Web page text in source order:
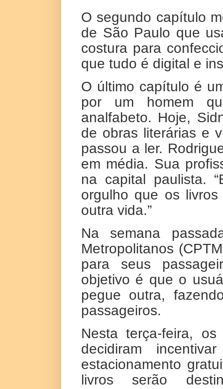
O segundo capítulo
de São Paulo que
costura para
que tudo é digital e
O último capítulo é
por um homem
analfabeto. Hoje,
de obras literárias e
passou a ler.
em média. Sua
na capital paulista.
orgulho que os
outra vida.”
Na semana
Metropolitanos
para seus
objetivo é que o
pegue outra,
passageiros.
Nestaterça-feira,
decidiram
estacionamento
livros serão